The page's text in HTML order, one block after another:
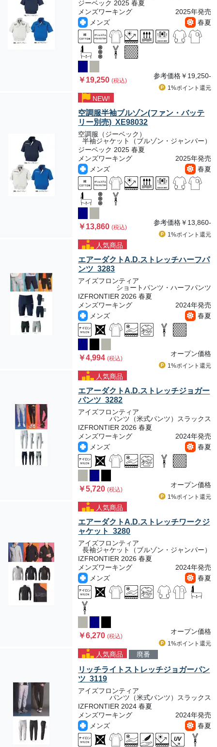
ジーベック 2025 春夏
メンズワーキング
2025年発売
メンズ
春夏
￥19,250(税込)
参考価格￥19,250-
1%ポイント 還元
NEW!
空調服半袖ブルゾン(ファン・バッテ
リー別売) XE98032
空調服（ジーベック）
半袖ジャケット（ブルゾン・ジャンパー）
ジーベック 2025 春夏
メンズワーキング
2025年発売
メンズ
春夏
￥13,860(税込)
参考価格￥13,860-
1%ポイント 還元
人気商品
エアーダクトA.D.ストレッチハーフパ
ンツ 3283
アイズフロンティア
ショートパンツ・ハーフパンツ
IZFRONTIER 2026 春夏
メンズワーキング
2024年発売
メンズ
春夏
￥4,994(税込)
オープン価格
1%ポイント 還元
人気商品
エアーダクトA.D.ストレッチジョガー
パンツ 3282
アイズフロンティア
パンツ（米式パンツ）スラックス
IZFRONTIER 2026 春夏
メンズワーキング
2024年発売
メンズ
春夏
￥5,720(税込)
オープン価格
1%ポイント 還元
人気商品
エアーダクトA.D.ストレッチワークジ
ャケット 3280
アイズフロンティア
長袖ジャケット（ブルゾン・ジャンパー）
IZFRONTIER 2026 春夏
メンズワーキング
2024年発売
メンズ
春夏
￥6,270(税込)
オープン価格
1%ポイント 還元
人気商品 廃番
リッチライトストレッチジョガーパン
ツ 3119
アイズフロンティア
パンツ（米式パンツ）スラックス
IZFRONTIER 2024 春夏
メンズワーキング
2024年発売
メンズ
春夏